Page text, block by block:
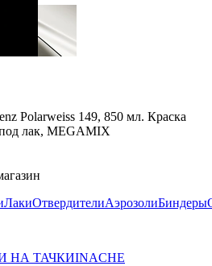
Polarweiss 149, 850 мл. Краска
под лак, MEGAMIX
ЛакиОтвердителиАэрозолиБиндеры
НА ТАЧКИINACHE